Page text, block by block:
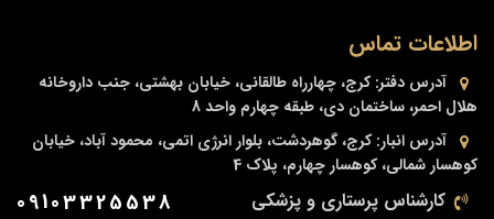
اطلاعات تماس
آدرس دفتر: کرج، چهارراه طالقانی، خیابان بهشتی، جنب داروخانه
هلال احمر، ساختمان دی، طبقه چهارم واحد 8
آدرس انبار: کرج، گوهردشت، بلوار انرژی اتمی، محمود آباد، خیابان
کوهسار شمالی، کوهسار چهارم، پلاک 4
کارشناس پرستاری و پزشکی 09103325538